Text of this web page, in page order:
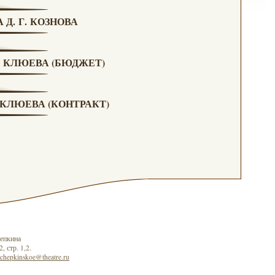
Г. КОЗНОВА
КЛЮЕВА (БЮДЖЕТ)
(КОНТРАКТ)
стр. 1,2.